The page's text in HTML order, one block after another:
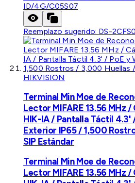
ID/4G/C05S07
Reemplazo sugerido: DS-
HIKVISION
Terminal Min Moe de
Lector MIFARE 13.56 MHz /
HIK-IA / Pantalla Táctil 4.3'
Exterior IP65 / 1,500
SIP Estándar
Terminal Min Moe de
Lector MIFARE 13.56 MHz /